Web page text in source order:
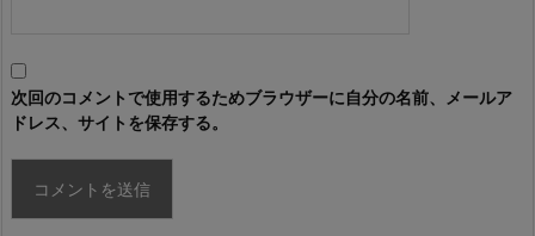
次回のコメントで使用するためブラウザーに自分の名前、メールア
ドレス、サイトを保存する。